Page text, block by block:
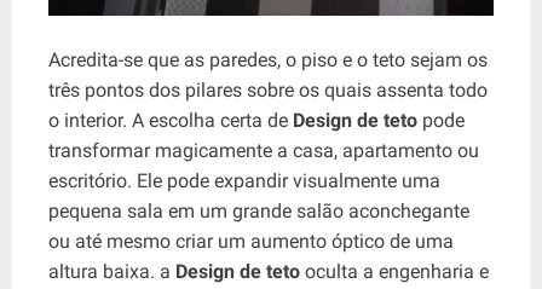
Acredita-se que as paredes, o piso e o teto sejam os
três pontos dos pilares sobre os quais assenta todo
o interior. A escolha certa de Design de teto pode
transformar magicamente a casa, apartamento ou
escritório. Ele pode expandir visualmente uma
pequena sala em um grande salão aconchegante
ou até mesmo criar um aumento óptico de uma
altura baixa. a Design de teto oculta a engenharia e